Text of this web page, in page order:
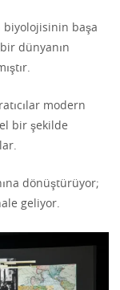
başa
dünyanın
modern
bir şekilde
dönüştürüyor;
geliyor.